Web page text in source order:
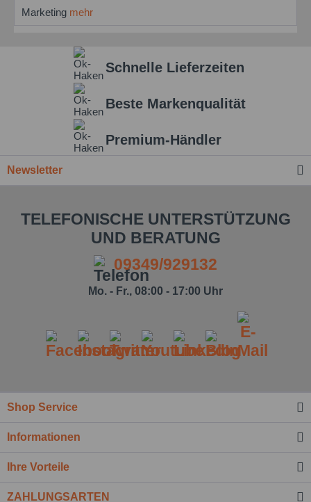
genommen.*
Felder mit * sind Pflichtfelder.
Nachricht senden
Marketing mehr
Schnelle Lieferzeiten
Beste Markenqualität
Premium-Händler
Newsletter
TELEFONISCHE UNTERSTÜTZUNG
UND BERATUNG
09349/929132
Mo. - Fr., 08:00 - 17:00 Uhr
Shop Service
Informationen
Ihre Vorteile
ZAHLUNGSARTEN